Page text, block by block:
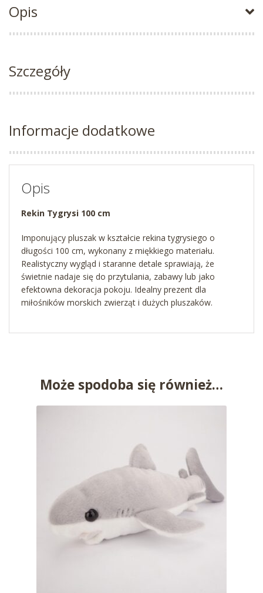
Opis
Szczegóły
Informacje dodatkowe
Opis
Rekin Tygrysi 100 cm
Imponujący pluszak w kształcie rekina tygrysiego o
długości 100 cm, wykonany z miękkiego materiału.
Realistyczny wygląd i staranne detale sprawiają, że
świetnie nadaje się do przytulania, zabawy lub jako
efektowna dekoracja pokoju. Idealny prezent dla
miłośników morskich zwierząt i dużych pluszaków.
Może spodoba się również…